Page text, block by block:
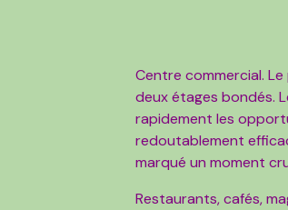
Centre commercial.
deux étages bondés.
rapidement les
redoutablement
marqué un moment
Restaurants, cafés,